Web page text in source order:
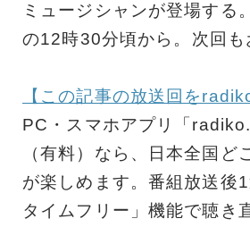
ミュージシャンが登場する
の12時30分頃から。次回も
【この記事の放送回を
PC・スマホアプリ「
（有料）なら、日本全国ど
が楽しめます。番組放送後
タイムフリー」機能で聴き